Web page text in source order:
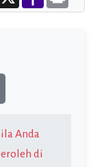
Mail
Anda
di